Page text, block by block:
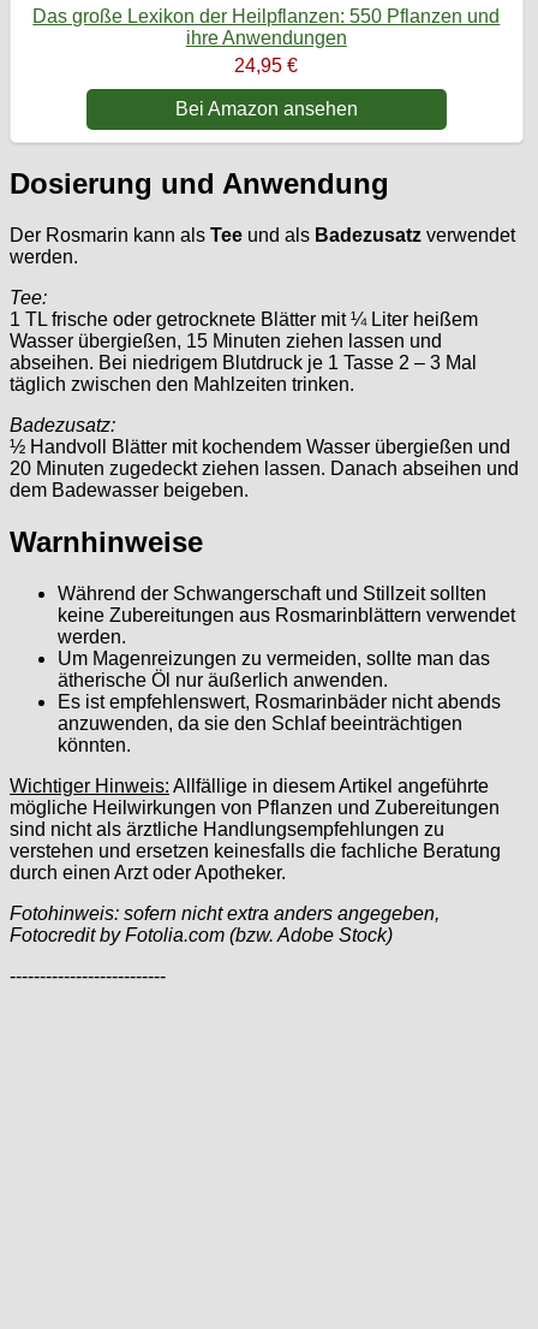
Das große Lexikon der Heilpflanzen: 550 Pflanzen und
ihre Anwendungen
24,95 €
Bei Amazon ansehen
Dosierung und Anwendung
Der Rosmarin kann als Tee und als Badezusatz verwendet
werden.
Tee:
1 TL frische oder getrocknete Blätter mit ¼ Liter heißem
Wasser übergießen, 15 Minuten ziehen lassen und
abseihen. Bei niedrigem Blutdruck je 1 Tasse 2 – 3 Mal
täglich zwischen den Mahlzeiten trinken.
Badezusatz:
½ Handvoll Blätter mit kochendem Wasser übergießen und
20 Minuten zugedeckt ziehen lassen. Danach abseihen und
dem Badewasser beigeben.
Warnhinweise
Während der Schwangerschaft und Stillzeit sollten
keine Zubereitungen aus Rosmarinblättern verwendet
werden.
Um Magenreizungen zu vermeiden, sollte man das
ätherische Öl nur äußerlich anwenden.
Es ist empfehlenswert, Rosmarinbäder nicht abends
anzuwenden, da sie den Schlaf beeinträchtigen
könnten.
Wichtiger Hinweis: Allfällige in diesem Artikel angeführte
mögliche Heilwirkungen von Pflanzen und Zubereitungen
sind nicht als ärztliche Handlungsempfehlungen zu
verstehen und ersetzen keinesfalls die fachliche Beratung
durch einen Arzt oder Apotheker.
Fotohinweis: sofern nicht extra anders angegeben,
Fotocredit by Fotolia.com (bzw. Adobe Stock)
--------------------------